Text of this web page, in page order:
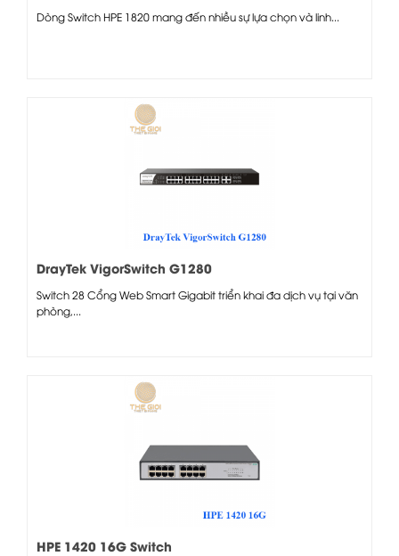
Dòng Switch HPE 1820 mang đến nhiều sự lựa chọn và linh...
DrayTek VigorSwitch G1280
Switch 28 Cổng Web Smart Gigabit triển khai đa dịch vụ tại văn
phòng,...
HPE 1420 16G Switch